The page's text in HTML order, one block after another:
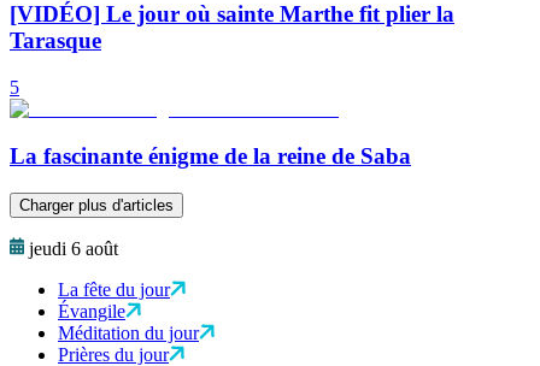
[VIDÉO] Le jour où sainte Marthe fit plier la
Tarasque
5
La fascinante énigme de la reine de Saba
Charger plus d'articles
jeudi 6 août
La fête du jour
Évangile
Méditation du jour
Prières du jour